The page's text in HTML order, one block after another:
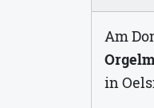
Am
in